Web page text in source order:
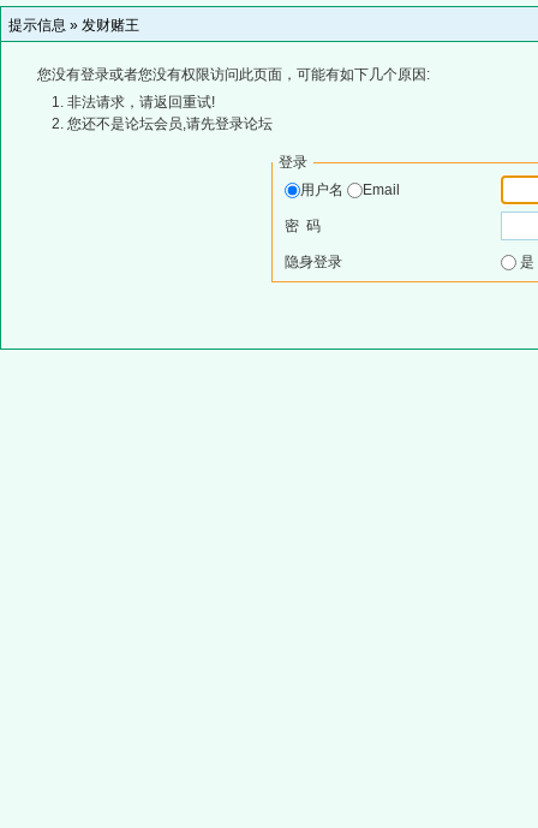
提示信息 » 发财赌王
您没有登录或者您没有权限访问此页面，可能有如下几个原因:
非法请求，请返回重试!
您还不是论坛会员,请先登录论坛
登录
用户名
Email
密 码
隐身登录